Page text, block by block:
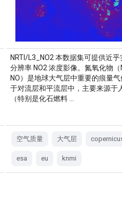
NRTI/L3_NO2 本数据集可提供近
分辨率 NO2 浓度影像。氮氧化物（
NO）是地球大气层中重要的痕量
于对流层和平流层中，主要来源于
（特别是化石燃料 …
空气质量 大气层
esa eu knmi